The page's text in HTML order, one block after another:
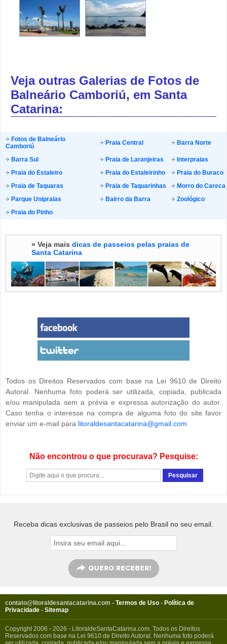
Veja outras Galerias de Fotos de
Balneário Camboriú, em Santa
Catarina:
Fotos de Balneário
Camboriú
Praia Central Barra Norte
Barra Sul Praia de Laranjeiras
Interpraias
Praia do Estaleiro
Praia do Estaleirinho
Praia do Buraco
Praia de Taquaras
Praia de Taquarinhas
Morro do Careca
Parque Unipraias
Bairro da Barra
Zoológico
Praia do Pinho
» Veja mais dicas de passeios pelas praias de
Santa Catarina
Todos os Direitos Reservados com base na Lei 9610 de Direito
Autoral. Nenhuma foto poderá ser utilizada, copiada, publicada
e/ou manipulada sem a prévia e expressa autorização do autor.
Caso tenha o interesse na compra de alguma foto do site favor
enviar um e-mail para litoraldesantacatarina@gmail.com
Não encontrou o que procurava? Pesquise:
Receba dicas exclusivas de passeios pelo Brasil no seu email.
contato@litoraldesantacatarina.com - Termos de Uso - Política de
Privacidade - Sitemap
Copyright 2006 - 2026 - LitoraldeSantaCatarina.com. Todos os Direitos
Reservados com base na Lei 9610 de Direito Autoral. Nenhuma foto poderá